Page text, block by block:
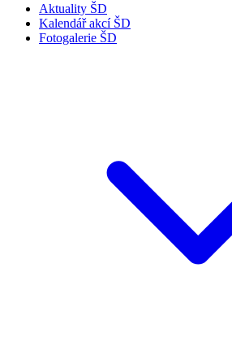
Aktuality ŠD
Kalendář akcí ŠD
Fotogalerie ŠD